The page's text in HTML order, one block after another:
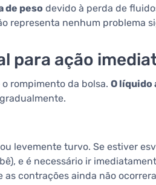
de peso devido à perda de
representa nenhum problema
para ação
rompimento da bolsa. O
levemente turvo. Se estiver
e é necessário ir
as contrações ainda não